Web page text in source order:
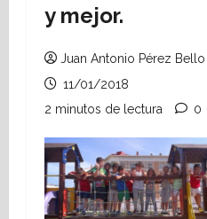
y mejor.
Juan Antonio Pérez Bello
11/01/2018
2 minutos de lectura
0